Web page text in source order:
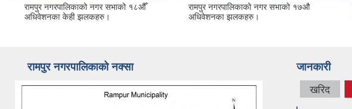
रामपुर नगरपालिकाको नगर सभाको १८औँ
अधिवेशनका केही झलकहरु।
रामपुर नगरपालिकाको नगर सभाको १७औ
अधिवेशनका झलकहरु।
रामपुर नगरपालिकाकाे नक्सा जानकारी
खरिद